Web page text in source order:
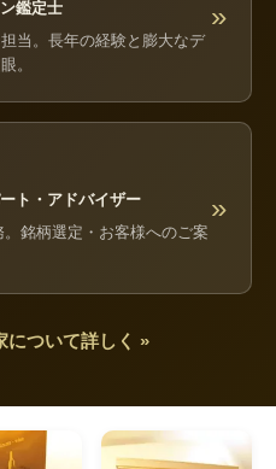
鑑定士
当。長年の経験と膨大なデ
。
»
ト・アドバイザー
銘柄選定・お客様へのご案
»
について詳しく »